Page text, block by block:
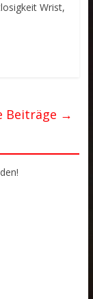
Wrist,
Beiträge →